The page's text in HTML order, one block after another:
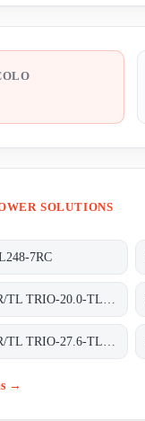
SOLUTIONS
7RC
→